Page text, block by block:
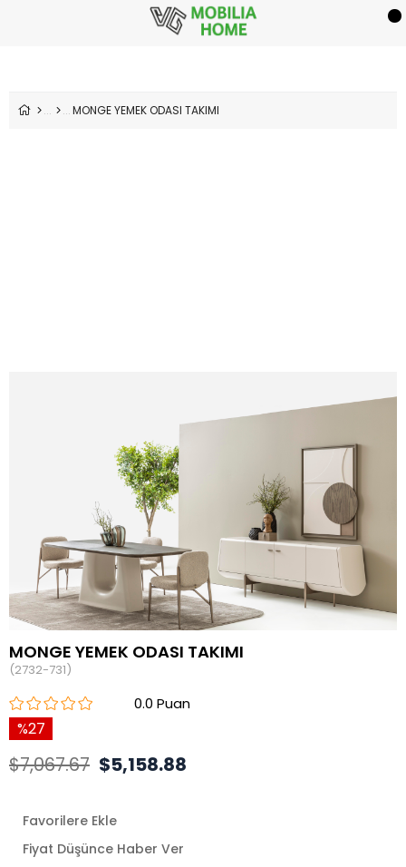
MONGE YEMEK ODASI TAKIMI
MONGE YEMEK ODASI TAKIMI
(2732-731)
0.0
27
$7,067.67 $5,158.88
Favorilere Ekle
Fiyat Düşünce Haber Ver